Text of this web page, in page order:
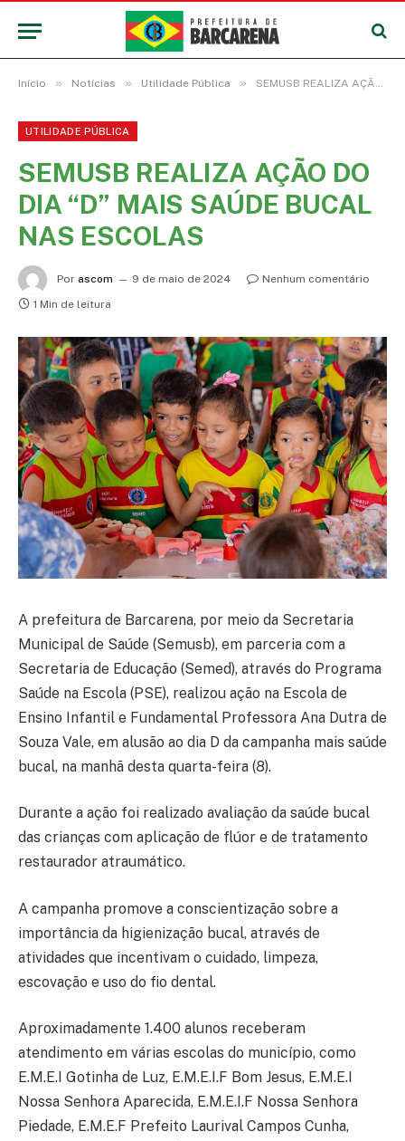
Início » Notícias » Utilidade Pública » SEMUSB REALIZA AÇÃO DO DIA “D” MAIS SAÚDE BUCAL NAS ESCOLAS
UTILIDADE PÚBLICA
SEMUSB REALIZA AÇÃO DO
DIA “D” MAIS SAÚDE BUCAL
NAS ESCOLAS
Por ascom 9 de maio de 2024
Nenhum comentário
1 Min de leitura
A prefeitura de Barcarena, por meio da Secretaria
Municipal de Saúde (Semusb), em parceria com a
Secretaria de Educação (Semed), através do Programa
Saúde na Escola (PSE), realizou ação na Escola de
Ensino Infantil e Fundamental Professora Ana Dutra de
Souza Vale, em alusão ao dia D da campanha mais saúde
bucal, na manhã desta quarta-feira (8).
Durante a ação foi realizado avaliação da saúde bucal
das crianças com aplicação de flúor e de tratamento
restaurador atraumático.
A campanha promove a conscientização sobre a
importância da higienização bucal, através de
atividades que incentivam o cuidado, limpeza,
escovação e uso do fio dental.
Aproximadamente 1.400 alunos receberam
atendimento em várias escolas do município, como
E.M.E.I Gotinha de Luz, E.M.E.I.F Bom Jesus, E.M.E.I
Nossa Senhora Aparecida, E.M.E.I.F Nossa Senhora
Piedade, E.M.E.F Prefeito Laurival Campos Cunha,